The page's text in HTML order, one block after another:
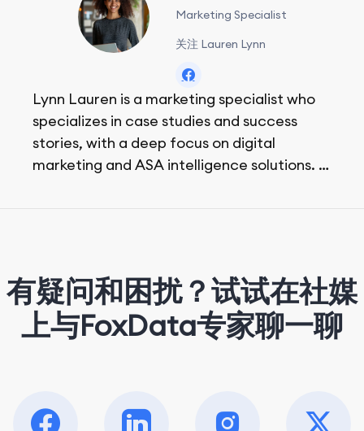
Marketing Specialist
关注 Lauren Lynn
Lynn Lauren is a marketing specialist who
specializes in case studies and success
stories, with a deep focus on digital
marketing and ASA intelligence solutions.
有疑问和困扰？试试在社媒
上与FoxData专家聊一聊